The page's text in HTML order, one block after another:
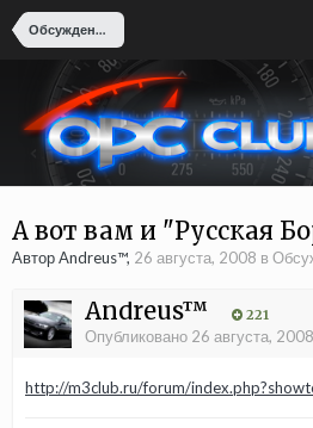
Обсуждение других марок
А вот вам и "Русская
Автор Andreus™, 26 августа, 2008 в
Andreus™ 221
Опубликовано 26 августа, 2008
http://m3club.ru/forum/